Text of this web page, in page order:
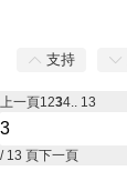
支持
上一頁1234.. 13
/ 13 頁下一頁